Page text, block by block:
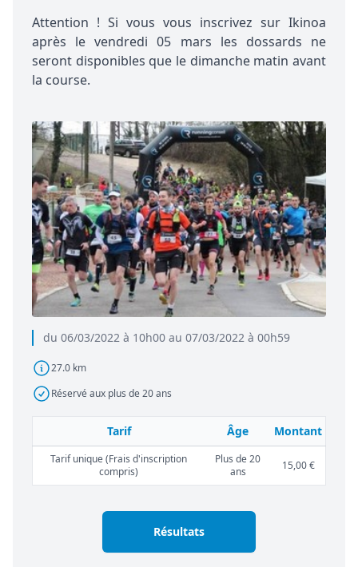
du 06/03/2022 à 10h00 au 07/03/2022 à 00h59
27.0 km
Réservé aux plus de 20 ans
Attention ! Si vous vous inscrivez sur Ikinoa
après le vendredi 05 mars les dossards ne
seront disponibles que le dimanche matin avant
la course.
Tarif Âge Montant
Tarif unique (Frais d'inscription
compris)
Plus de 20
ans
15,00 €
Résultats